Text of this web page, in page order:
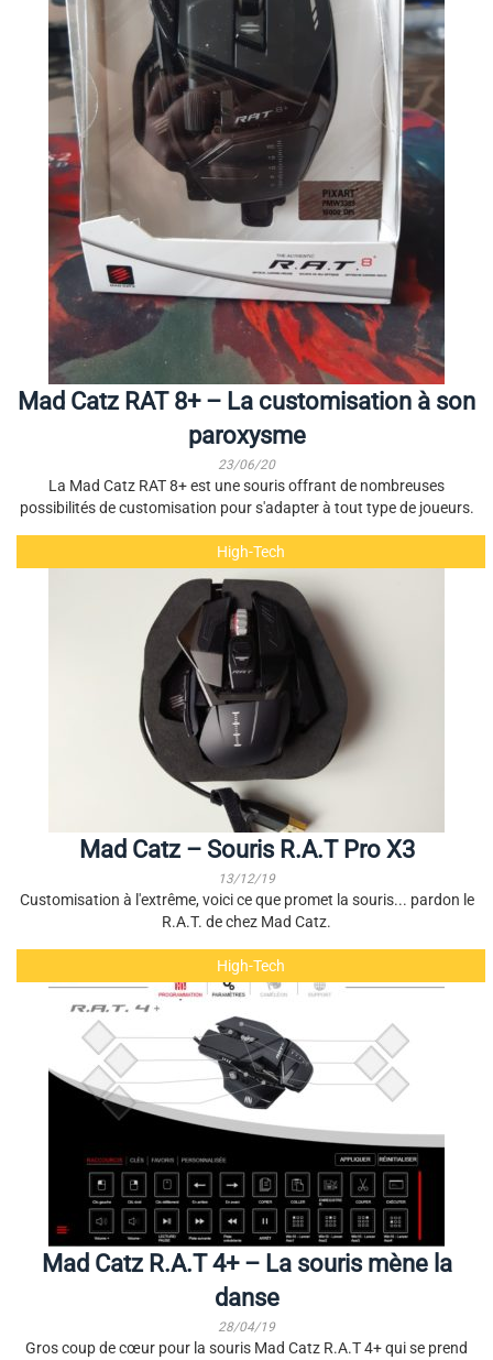
Mad Catz RAT 8+ – La customisation à son
paroxysme
23/06/20
La Mad Catz RAT 8+ est une souris offrant de nombreuses
possibilités de customisation pour s'adapter à tout type de joueurs.
High-Tech
Mad Catz – Souris R.A.T Pro X3
13/12/19
Customisation à l'extrême, voici ce que promet la souris... pardon le
R.A.T. de chez Mad Catz.
High-Tech
Mad Catz R.A.T 4+ – La souris mène la
danse
28/04/19
Gros coup de cœur pour la souris Mad Catz R.A.T 4+ qui se prend